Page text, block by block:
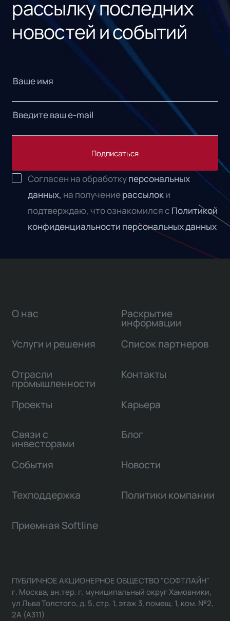
рассылку последних
новостей и событий
Подписаться
Согласен на обработкуперсональных
данных, на получениерассылоки
подтверждаю, что ознакомился с Политикой
конфиденциальности персональных данных
О нас
Услуги и решения
Отрасли
промышленности
Проекты
Связи с
инвесторами
Раскрытие
информации
Список партнеров
Контакты
Карьера
Блог
События Новости
Техподдержка Политики компании
Приемная Softline
ПУБЛИЧНОЕ АКЦИОНЕРНОЕ ОБЩЕСТВО "СОФТЛАЙН"
г. Москва, вн.тер. г. муниципальный округ Хамовники,
ул Льва Толстого, д. 5, стр. 1, этаж 3, помещ. 1, ком. №2,
2А (А311)